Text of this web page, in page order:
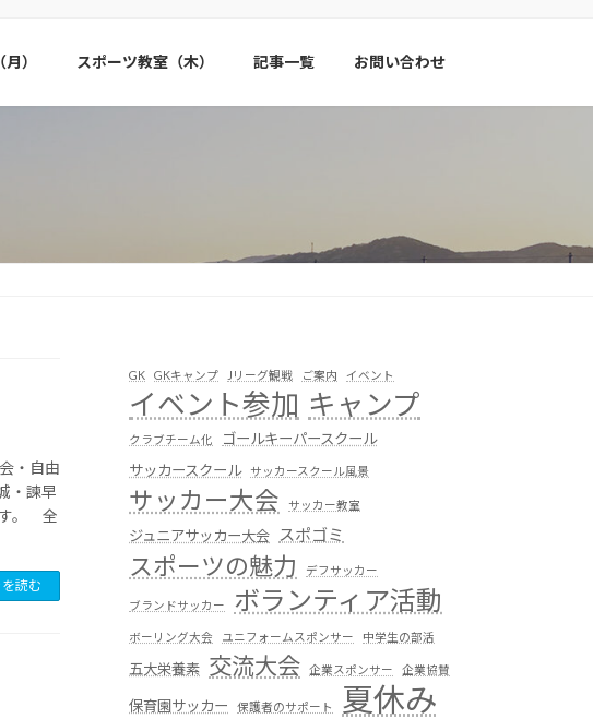
） スポーツ教室（木） 記事一覧 お問い合わせ
・自由
・諫早
す。 全
読む
GK GKキャンプ Jリーグ観戦 ご案内 イベント
イベント参加 キャンプ
クラブチーム化
ゴールキーパースクール
サッカースクール
サッカースクール風景
サッカー大会 サッカー教室
ジュニアサッカー大会 スポゴミ
スポーツの魅力 デフサッカー
ブランドサッカー ボランティア活動
ボーリング大会 ユニフォームスポンサー 中学生の部活
五大栄養素 交流大会 企業スポンサー 企業協賛
保育園サッカー 保護者のサポート 夏休み